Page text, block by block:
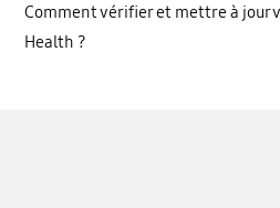
Comment vérifier et mettre à jour
Health ?